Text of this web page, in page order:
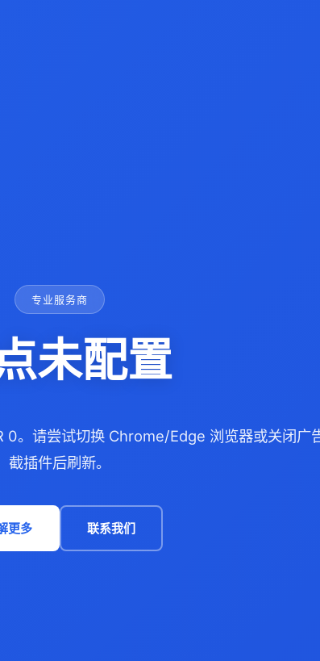
专业服务商
未配置
。请尝试切换 Chrome/Edge 浏览器或关闭广
截插件后刷新。
更多 联系我们